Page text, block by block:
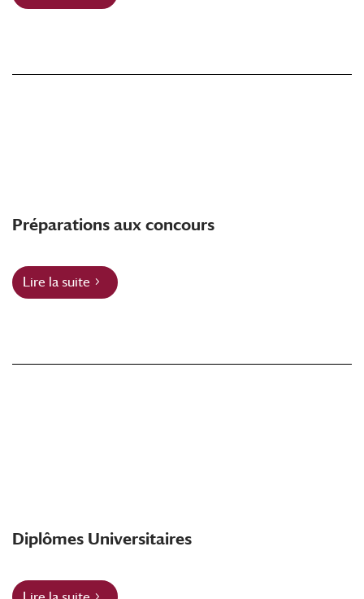
Préparations aux concours
Lire la suite
Diplômes Universitaires